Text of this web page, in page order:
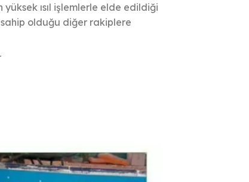
ısıl işlemlerle elde edildiği
sahip olduğu diğer rakiplere